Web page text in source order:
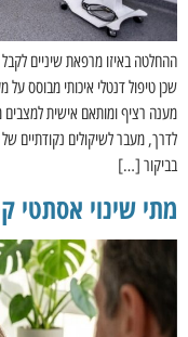
ההחלטה באיזו מרפאת שיניים
שכן טיפול דנטלי איכותי מבוסס
מענה רציף ומותאם אישית
לדרך, מעבר לשיקולים נקודתיים של
בביקור […]
מתי שינוי אסתטי